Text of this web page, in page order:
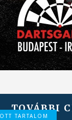
TOVÁBBI
TARTALOM